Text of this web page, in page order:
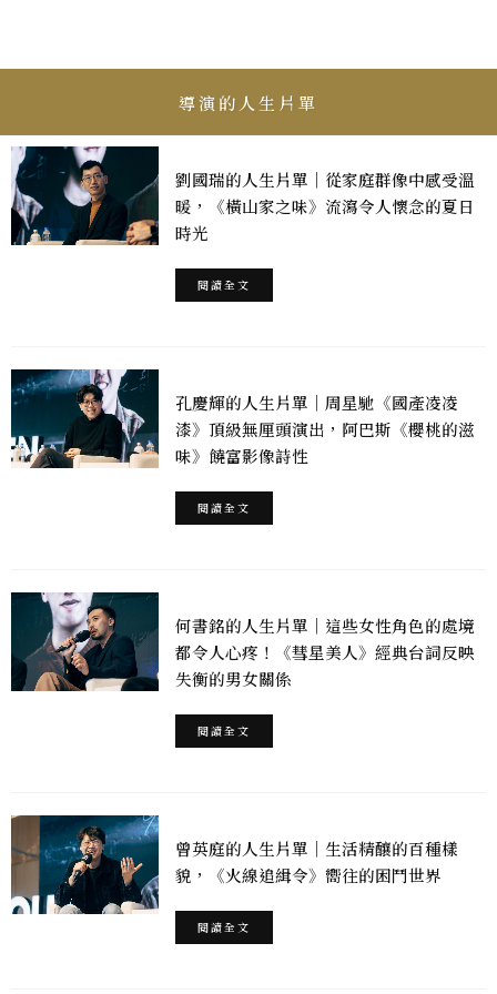
導演的人生片單
劉國瑞的人生片單｜從家庭群像中感受溫
暖，《橫山家之味》流瀉令人懷念的夏日
時光
閱讀全文
孔慶輝的人生片單｜周星馳《國產凌凌
漆》頂級無厘頭演出，阿巴斯《櫻桃的滋
味》饒富影像詩性
閱讀全文
何書銘的人生片單｜這些女性角色的處境
都令人心疼！《彗星美人》經典台詞反映
失衡的男女關係
閱讀全文
曾英庭的人生片單｜生活精釀的百種樣
貌，《火線追緝令》嚮往的困鬥世界
閱讀全文